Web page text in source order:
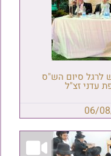
לרגל סיום הש"ס
עדני זצ"ל
06/